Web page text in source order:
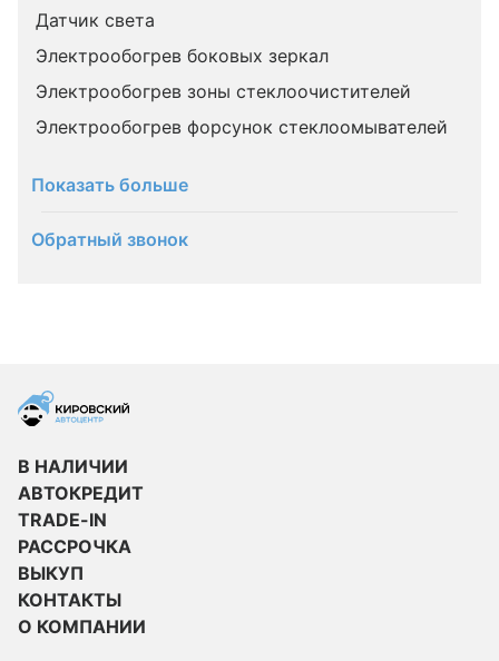
Датчик света
Электрообогрев боковых зеркал
Электрообогрев зоны стеклоочистителей
Электрообогрев форсунок стеклоомывателей
Показать больше
Обратный звонок
В НАЛИЧИИ
АВТОКРЕДИТ
TRADE-IN
РАССРОЧКА
ВЫКУП
КОНТАКТЫ
О КОМПАНИИ